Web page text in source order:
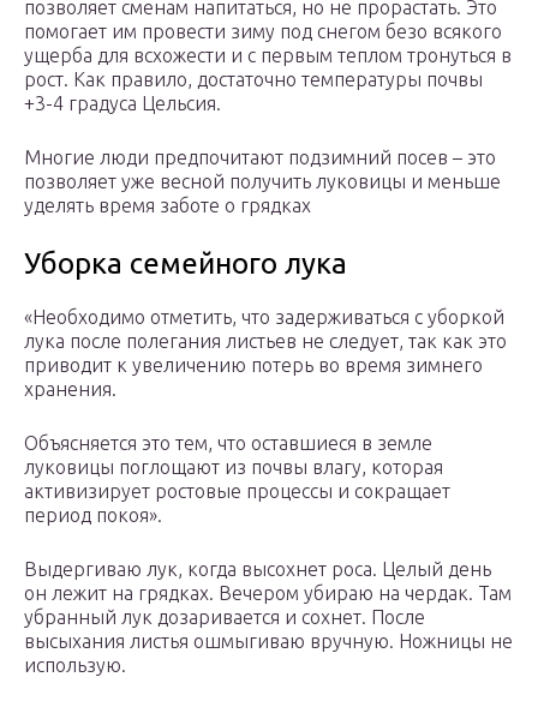
позволяет сменам напитаться, но не прорастать. Это
помогает им провести зиму под снегом безо всякого
ущерба для всхожести и с первым теплом тронуться в
рост. Как правило, достаточно температуры почвы
+3-4 градуса Цельсия.
Многие люди предпочитают подзимний посев – это
позволяет уже весной получить луковицы и меньше
уделять время заботе о грядках
Уборка семейного лука
«Необходимо отметить, что задерживаться с уборкой
лука после полегания листьев не следует, так как это
приводит к увеличению потерь во время зимнего
хранения.
Объясняется это тем, что оставшиеся в земле
луковицы поглощают из почвы влагу, которая
активизирует ростовые процессы и сокращает
период покоя».
Выдергиваю лук, когда высохнет роса. Целый день
он лежит на грядках. Вечером убираю на чердак. Там
убранный лук дозаривается и сохнет. После
высыхания листья ошмыгиваю вручную. Ножницы не
использую.